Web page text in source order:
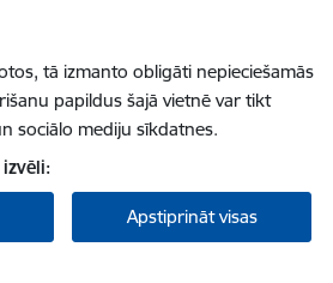
tā izmanto obligāti nepieciešamās
papildus šajā vietnē var tikt
sociālo mediju sīkdatnes.
Apstiprināt visas